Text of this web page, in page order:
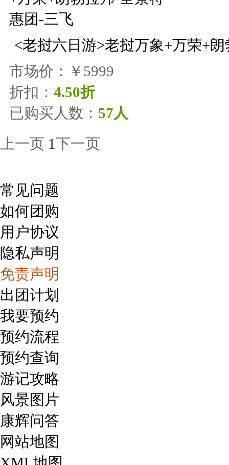
<老挝六日游>老挝万象+万荣+
市场价：
￥5999
折扣： 4.50折
已购买人数： 57人
上一页 1下一页
常见问题
如何团购
用户协议
隐私声明
免责声明
出团计划
我要预约
预约流程
预约查询
游记攻略
风景图片
康辉问答
网站地图